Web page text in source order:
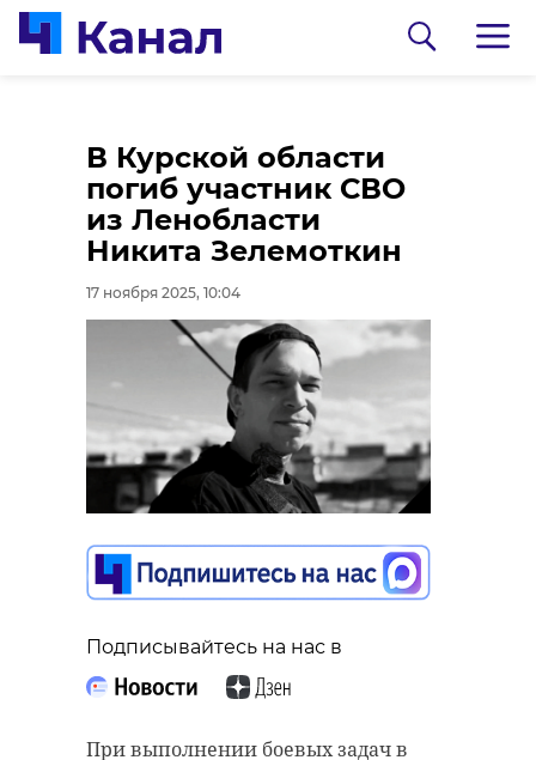
В Курской области
погиб участник СВО
из Ленобласти
Никита Зелемоткин
17 ноября 2025, 10:04
Подписывайтесь на нас в
При выполнении боевых задач в
Волонтеры провели
субботник в Центре
изучения морских
млекопитающих в
Репино
17 ноября 2025, 08:23
Подписывайтесь на нас в
Тхэквондистка из
Ленобласти взяла
бронзу на
чемпионате мира
17 ноября 2025, 07:58
Подписывайтесь на нас в
С 14 по 16 ноября в Малабо